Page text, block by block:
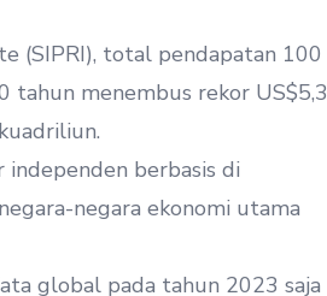
(SIPRI), total pendapatan 100
tahun menembus rekor US$5,3
berbasis di
negara ekonomi utama
global pada tahun 2023 saja